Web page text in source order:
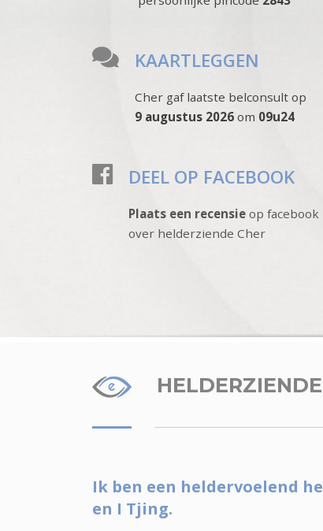
KAARTLEGGEN
Cher gaf laatste belconsult op
9 augustus 2026 om 09u24
DEEL OP FACEBOOK
Plaats een recensie op facebook
over helderziende Cher
HELDERZIENDE
Ik ben een heldervoelend
en I Tjing.